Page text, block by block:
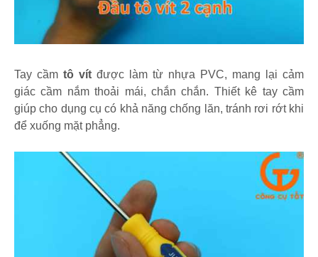
Tay cầm tô vít được làm từ nhựa PVC, mang lại cảm
giác cầm nắm thoải mái, chắn chắn. Thiết kê tay cầm
giúp cho dụng cụ có khả năng chống lăn, tránh rơi rớt khi
để xuống mặt phẳng.